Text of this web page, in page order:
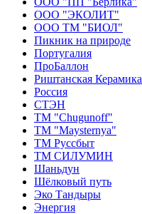
ООО "ЭКОЛИТ"
ООО ТМ "БИОЛ"
Пикник на природе
Португалия
ПроБаллон
Риштанская Керамика
Россия
СТЭН
ТМ "Chugunoff"
ТМ "Maysternya"
ТМ Руссбыт
ТМ СИЛУМИН
Шаньдун
Шёлковый путь
Эко Тандыры
Энергия